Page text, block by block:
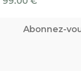
Abonnez-